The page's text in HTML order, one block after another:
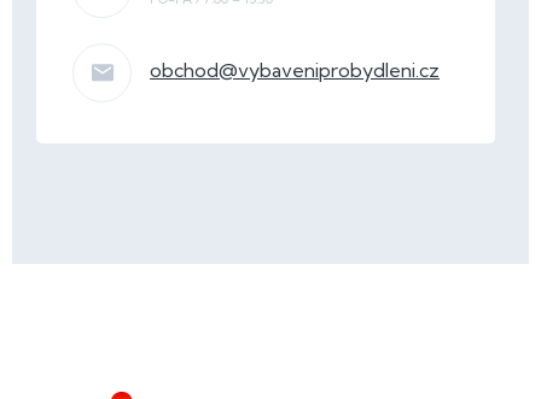
obchod@vybaveniprobydleni.cz